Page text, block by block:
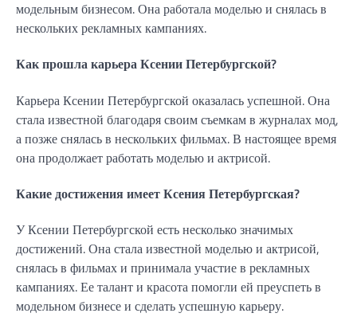
модельным бизнесом. Она работала моделью и снялась в
нескольких рекламных кампаниях.
Как прошла карьера Ксении Петербургской?
Карьера Ксении Петербургской оказалась успешной. Она
стала известной благодаря своим съемкам в журналах мод,
а позже снялась в нескольких фильмах. В настоящее время
она продолжает работать моделью и актрисой.
Какие достижения имеет Ксения Петербургская?
У Ксении Петербургской есть несколько значимых
достижений. Она стала известной моделью и актрисой,
снялась в фильмах и принимала участие в рекламных
кампаниях. Ее талант и красота помогли ей преуспеть в
модельном бизнесе и сделать успешную карьеру.